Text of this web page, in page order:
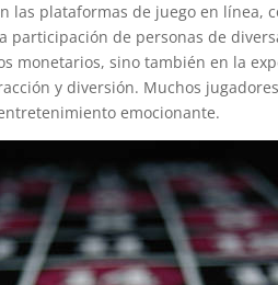
las plataformas de juego en línea,
participación de personas de
monetarios, sino también en la
y diversión. Muchos
emocionante.